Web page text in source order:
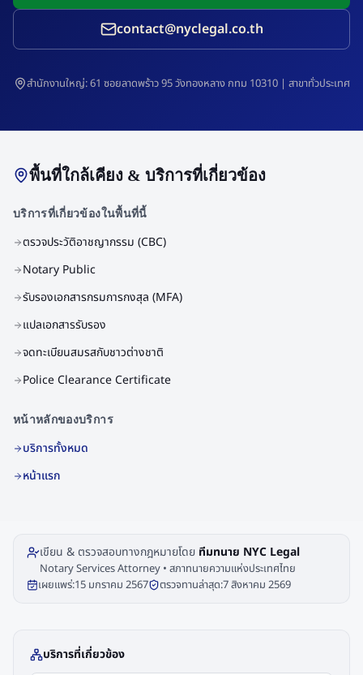
contact@nyclegal.co.th
สำนักงานใหญ่: 61 ซอยลาดพร้าว 95 วังทองหลาง กทม 10310 | สาขาทั่วประเทศ
พื้นที่ใกล้เคียง & บริการที่เกี่ยวข้อง
บริการที่เกี่ยวข้องในพื้นที่นี้
ตรวจประวัติอาชญากรรม (CBC)
Notary Public
รับรองเอกสารกรมการกงสุล (MFA)
แปลเอกสารรับรอง
จดทะเบียนสมรสกับชาวต่างชาติ
Police Clearance Certificate
หน้าหลักของบริการ
บริการทั้งหมด
หน้าแรก
เขียน & ตรวจสอบทางกฎหมายโดย ทีมทนาย NYC Legal
Notary Services Attorney • สภาทนายความแห่งประเทศไทย
เผยแพร่:15 มกราคม 2567 ตรวจทานล่าสุด:7 สิงหาคม 2569
บริการที่เกี่ยวข้อง